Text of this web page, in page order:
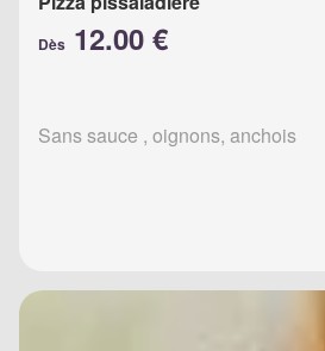
Dès 12.00 €
Sans sauce , oignons, anchois